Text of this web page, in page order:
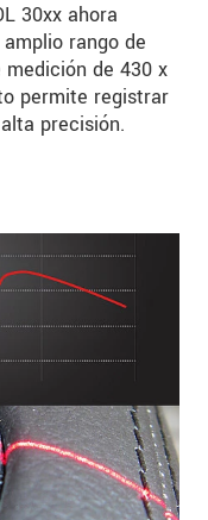
30xx ahora
rango de
de 430 x
permite registrar
precisión.